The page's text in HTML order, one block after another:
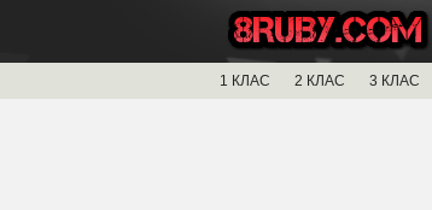
1 КЛАС 2 КЛАС 3 КЛАС